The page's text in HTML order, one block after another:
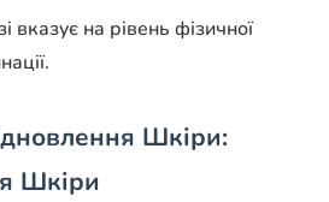
вказує на рівень фізичної
Шкіри:
Шкіри